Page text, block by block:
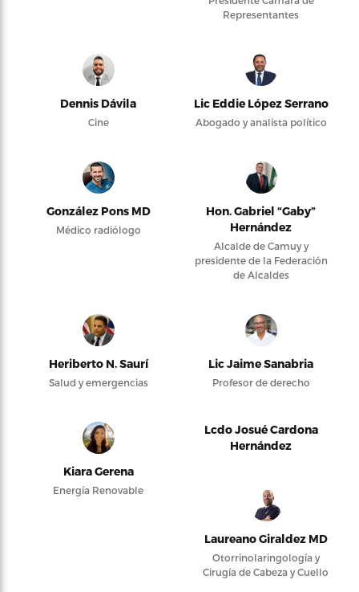
Representantes
Dennis Dávila
Cine
Lic Eddie López Serrano
Abogado y analista político
González Pons MD
Médico radiólogo
Hon. Gabriel “Gaby”
Hernández
Alcalde de Camuy y
presidente de la Federación
de Alcaldes
Heriberto N. Saurí
Salud y emergencias
Lic Jaime Sanabria
Profesor de derecho
Kiara Gerena
Energía Renovable
Lcdo Josué Cardona
Hernández
Laureano Giraldez MD
Otorrinolaringología y
Cirugía de Cabeza y Cuello